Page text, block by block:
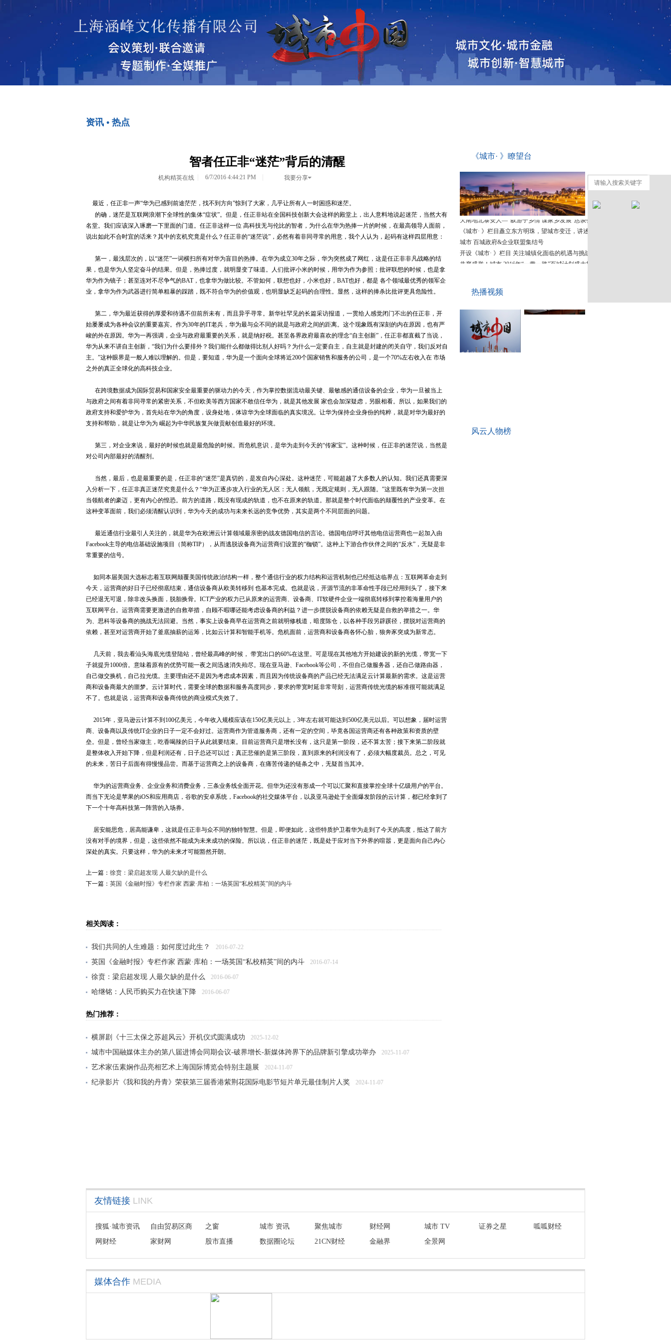
资讯 • 热点
智者任正非“迷茫”背后的清醒
机构精英在线 6/7/2016 4:44:21 PM 我要分享
最近，任正非一声“华为已感到前途茫茫，找不到方向”惊到了大家，几乎让所有人一时困惑和迷茫。
的确，迷茫是互联网浪潮下全球性的集体“症状”。但是，任正非站在全国科技创新大会这样的殿堂上，出人意料地说起迷茫，当然大有
名堂。我们应该深入琢磨一下里面的门道。任正非这样一位 高科技无与伦比的智者，为什么在华为热捧一片的时候，在最高领导人面前，
说出如此不合时宜的话来？其中的玄机究竟是什么？任正非的“迷茫说”，必然有着非同寻常的用意，我个人认为，起码有这样四层用意：
第一，最浅层次的，以“迷茫”一词横扫所有对华为盲目的热捧。在华为成立30年之际，华为突然成了网红，这是任正非非凡战略的结
果，也是华为人坚定奋斗的结果。但是，热捧过度，就明显变了味道。人们批评小米的时候，用华为作为参照；批评联想的时候，也是拿
华为作为镜子；甚至连对不尽争气的BAT，也拿华为做比较。不管如何，联想也好，小米也好，BAT也好，都是 各个领域最优秀的领军企
业，拿华为作为武器进行简单粗暴的踩踏，既不符合华为的价值观，也明显缺乏起码的合理性。显然，这样的捧杀比批评更具危险性。
第二，华为最近获得的厚爱和待遇不但前所未有，而且异乎寻常。新华社罕见的长篇采访报道，一贯给人感觉闭门不出的任正非，开
始屡屡成为各种会议的重要嘉宾。作为30年的IT老兵，华为最与众不同的就是与政府之间的距离。这个现象既有深刻的内在原因，也有严
峻的外在原因。华为一再强调，企业与政府最重要的关系，就是纳好税。甚至各界政府最喜欢的理念“自主创新”，任正非都直截了当说，
华为从来不讲自主创新，“我们为什么要排外？我们能什么都做得比别人好吗？为什么一定要自主，自主就是封建的闭关自守，我们反对自
主。”这种眼界是一般人难以理解的。但是，要知道，华为是一个面向全球将近200个国家销售和服务的公司，是一个70%左右收入在 市场
之外的真正全球化的高科技企业。
在跨境数据成为国际贸易和国家安全最重要的驱动力的今天，作为掌控数据流动最关键、最敏感的通信设备的企业，华为一旦被当上
与政府之间有着非同寻常的紧密关系，不但欧美等西方国家不敢信任华为，就是其他发展 家也会加深疑虑，另眼相看。所以，如果我们的
政府支持和爱护华为，首先站在华为的角度，设身处地，体谅华为全球面临的真实境况。让华为保持企业身份的纯粹，就是对华为最好的
支持和帮助，就是让华为为 崛起为中华民族复兴做贡献创造最好的环境。
第三，对企业来说，最好的时候也就是最危险的时候。而危机意识，是华为走到今天的“传家宝”。这种时候，任正非的迷茫说，当然是
对公司内部最好的清醒剂。
当然，最后，也是最重要的是，任正非的“迷茫”是真切的，是发自内心深处。这种迷茫，可能超越了大多数人的认知。我们还真需要深
入分析一下，任正非真正迷茫究竟是什么？“华为正逐步攻入行业的无人区：无人领航，无既定规则，无人跟随。”这里既有华为第一次担
当领航者的豪迈，更有内心的惶恐。前方的道路，既没有现成的轨道，也不在原来的轨道。那就是整个时代面临的颠覆性的产业变革。在
这种变革面前，我们必须清醒认识到，华为今天的成功与未来长远的竞争优势，其实是两个不同层面的问题。
最近通信行业最引人关注的，就是华为在欧洲云计算领域最亲密的战友德国电信的言论。德国电信呼吁其他电信运营商也一起加入由
Facebook主导的电信基础设施项目（简称TIP），从而逃脱设备商为运营商们设置的“枷锁”。这种上下游合作伙伴之间的“反水”，无疑是非
常重要的信号。
如同本届美国大选标志着互联网颠覆美国传统政治结构一样，整个通信行业的权力结构和运营机制也已经抵达临界点：互联网革命走到
今天，运营商的好日子已经彻底结束，通信设备商从欧美转移到 也基本完成。也就是说，开源节流的非革命性手段已经用到头了，接下来
已经退无可退，除非改头换面，脱胎换骨。ICT产业的权力已从原来的运营商、设备商、IT软硬件企业一端彻底转移到掌控着海量用户的
互联网平台。运营商需要更激进的自救举措，自顾不暇哪还能考虑设备商的利益？进一步摆脱设备商的依赖无疑是自救的举措之一。华
为、思科等设备商的挑战无法回避。当然，事实上设备商早在运营商之前就明修栈道，暗度陈仓，以各种手段另辟蹊径，摆脱对运营商的
依赖，甚至对运营商开始了釜底抽薪的运筹，比如云计算和智能手机等。危机面前，运营商和设备商各怀心胎，狼奔豕突成为新常态。
几天前，我去看汕头海底光缆登陆站，曾经最高峰的时候， 带宽出口的60%在这里。可是现在其他地方开始建设的新的光缆，带宽一下
子就提升1000倍。意味着原有的优势可能一夜之间迅速消失殆尽。现在亚马逊、Facebook等公司，不但自己做服务器，还自己做路由器，
自己做交换机，自己拉光缆。主要理由还不是因为考虑成本因素，而且因为传统设备商的产品已经无法满足云计算最新的需求。这是运营
商和设备商最大的噩梦。云计算时代，需要全球的数据和服务高度同步，要求的带宽时延非常苛刻，运营商传统光缆的标准很可能就满足
不了。也就是说，运营商和设备商传统的商业模式失效了。
2015年，亚马逊云计算不到100亿美元，今年收入规模应该在150亿美元以上，3年左右就可能达到500亿美元以后。可以想象，届时运营
商、设备商以及传统IT企业的日子一定不会好过。运营商作为管道服务商，还有一定的空间，毕竟各国运营商还有各种政策和资质的壁
垒。但是，曾经当家做主，吃香喝辣的日子从此就要结束。目前运营商只是增长没有，这只是第一阶段，还不算太苦；接下来第二阶段就
是整体收入开始下降，但是利润还有，日子总还可以过；真正悲催的是第三阶段，直到原来的利润没有了，必须大幅度裁员。总之，可见
的未来，苦日子后面有得慢慢品尝。而基于运营商之上的设备商，在痛苦传递的链条之中，无疑首当其冲。
华为的运营商业务、企业业务和消费业务，三条业务线全面开花。但华为还没有形成一个可以汇聚和直接掌控全球十亿级用户的平台。
而当下无论是苹果的iOS和应用商店，谷歌的安卓系统，Facebook的社交媒体平台，以及亚马逊处于全面爆发阶段的云计算，都已经拿到了
下一个十年高科技第一阵营的入场券。
居安能思危，居高能谦卑，这就是任正非与众不同的独特智慧。但是，即便如此，这些特质护卫着华为走到了今天的高度，抵达了前方
没有对手的境界，但是，这些依然不能成为未来成功的保险。所以说，任正非的迷茫，既是处于应对当下外界的喧嚣，更是面向自己内心
深处的真实。只要这样，华为的未来才可能豁然开朗。
上一篇： 徐贲：梁启超发现 人最欠缺的是什么
下一篇： 英国《金融时报》专栏作家 西蒙·库柏：一场英国“私校精英”间的内斗
相关阅读：
我们共同的人生难题：如何度过此生？ 2016-07-22
英国《金融时报》专栏作家 西蒙·库柏：一场英国“私校精英”间的内斗 2016-07-14
徐贲：梁启超发现 人最欠缺的是什么 2016-06-07
哈继铭：人民币购买力在快速下降 2016-06-07
热门推荐：
横屏剧《十三太保之苏超风云》开机仪式圆满成功 2025-12-02
城市中国融媒体主办的第八届进博会同期会议-破界增长-新媒体跨界下的品牌新引擎成功举办 2025-11-07
艺术家伍素娴作品亮相艺术上海国际博览会特别主题展 2024-11-07
纪录影片《我和我的丹青》荣获第三届香港紫荆花国际电影节短片单元最佳制片人奖 2024-11-07
《城市· 》瞭望台
《城市· 》栏目矗立东方明珠，望城市变迁，讲述城市故事
开设《城市· 》栏目 关注城镇化面临的机遇与挑战
共襄盛举！城市 2016年“一带一路”百城计划盛大招募中
百科一下：《城市· 》栏目
天南地北泰安人—“叙游子乡情 谋家乡发展”恳谈会顺利召开
《城市· 》栏目矗立东方明珠，望城市变迁，讲述城市故事
城市 百城政府&企业联盟集结号
开设《城市· 》栏目 关注城镇化面临的机遇与挑战
共襄盛举！城市 2016年“一带一路”百城计划盛大招募中
热播视频
风云人物榜
友情链接 LINK
搜狐·城市资讯
自由贸易区商
会联盟
之窗 城市 资讯 聚焦城市 财经网 城市 TV 证券之星
呱呱财经
网财经
家财网 股市直播 数据圈论坛 21CN财经 金融界 全景网
媒体合作 MEDIA